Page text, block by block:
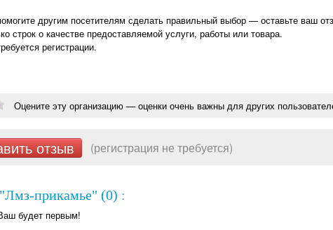
другим посетителям сделать правильный выбор — оставьте ваш
строк о качестве предоставляемой услуги, работы или товара.
регистрации.
Оцените эту организацию — оценки очень важны для других
отзыв (регистрация не требуется)
прикамье" (0) :
будет первым!